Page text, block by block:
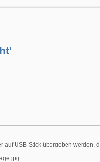
USB-Stick übergeben